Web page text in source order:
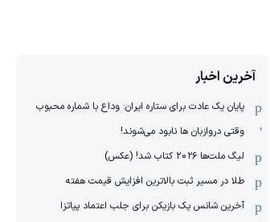
آخرین اخبار
پایان یک عادت برای ستاره ایران: وداع با شماره محبوب
وقتی دروازبان ها نابود می‌شوند!
لیگ ملت‌ها ٢٠٢۶ کتاب شد! (عکس)
طلا در مسیر ثبت بالاترین افزایش قیمت هفته
آخرین شانس یک بازیکن برای جلب اعتماد پیاتزا